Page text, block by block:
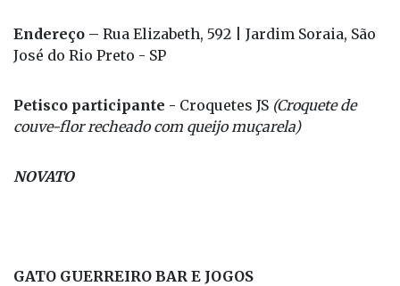
Endereço – Rua Elizabeth, 592 | Jardim Soraia, São
José do Rio Preto - SP
Petisco participante - Croquetes JS (Croquete de
couve-flor recheado com queijo muçarela)
NOVATO
GATO GUERREIRO BAR E JOGOS